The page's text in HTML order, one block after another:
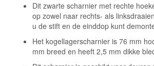
Dit zwarte scharnier met rechte
op zowel naar rechts- als
u de stift en de einddop kunt
Het kogellagerscharnier is 76 mm
mm breed en heeft 2,5 mm dikke